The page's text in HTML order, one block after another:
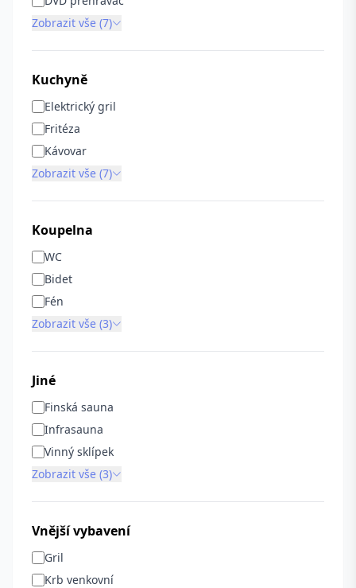
Zobrazit vše (7)
Kuchyně
Elektrický gril
Fritéza
Kávovar
Zobrazit vše (7)
Koupelna
WC
Bidet
Fén
Zobrazit vše (3)
Jiné
Finská sauna
Infrasauna
Vinný sklípek
Zobrazit vše (3)
Vnější vybavení
Gril
Krb venkovní